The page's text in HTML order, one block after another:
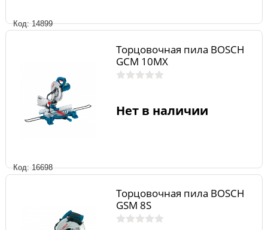
Код: 14899
Код: 16698
Торцовочная пила BOSCH
GCM 10MX
Нет в наличии
Торцовочная пила BOSCH
GSM 8S